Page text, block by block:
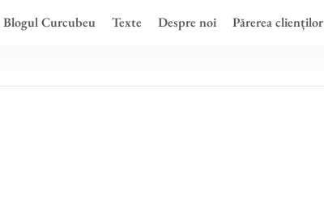
Blogul Curcubeu Texte Despre noi Părerea clienților